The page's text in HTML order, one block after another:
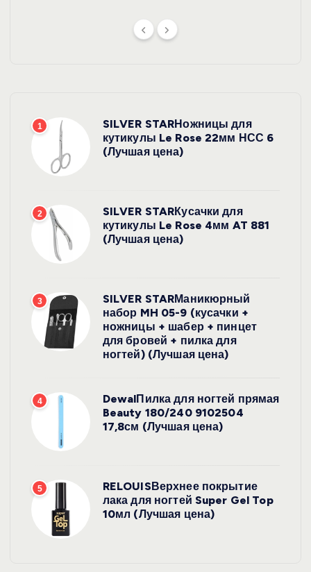
1
SILVER STARНожницы для
кутикулы Le Rose 22мм НСС 6
(Лучшая цена)
2
SILVER STARКусачки для
кутикулы Le Rose 4мм AT 881
(Лучшая цена)
3
SILVER STARМаникюрный
набор MH 05-9 (кусачки +
ножницы + шабер + пинцет
для бровей + пилка для
ногтей) (Лучшая цена)
4
DewalПилка для ногтей прямая
Beauty 180/240 9102504
17,8см (Лучшая цена)
5
RELOUISВерхнее покрытие
лака для ногтей Super Gel Top
10мл (Лучшая цена)